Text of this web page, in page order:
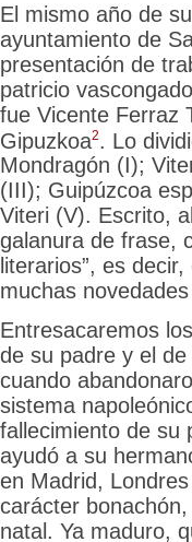
El mismo año de
ayuntamiento de
presentación de
patricio
fue Vicente Ferraz
Gipuzkoa2. Lo
Mondragón (I);
(III); Guipúzcoa
Viteri (V). Escrito,
galanura de frase,
literarios”, es
muchas
Entresacaremos
de su padre y el
cuando
sistema
fallecimiento de su
ayudó a su
en Madrid,
carácter
natal. Ya maduro,